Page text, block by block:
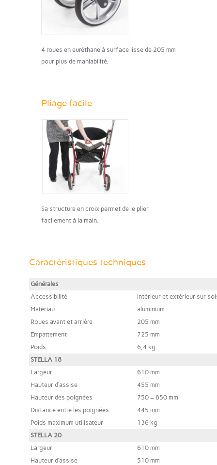
4 roues en euréthane à surface lisse de 205 mm
pour plus de maniabilité.
Pliage facile
Sa structure en croix permet de le plier
facilement à la main.
Caractéristiques techniques
Générales
Accessibilité
intérieur et extérieur sur
Matériau
aluminium
Roues avant et arrière
205 mm
Empattement
725 mm
Poids
6,4 kg
STELLA 18
Largeur
610 mm
Hauteur d’assise
455 mm
Hauteur des poignées
750 – 850 mm
Distance entre les poignées
445 mm
Poids maximum utilisateur
136 kg
STELLA 20
Largeur
610 mm
Hauteur d’assise
510 mm